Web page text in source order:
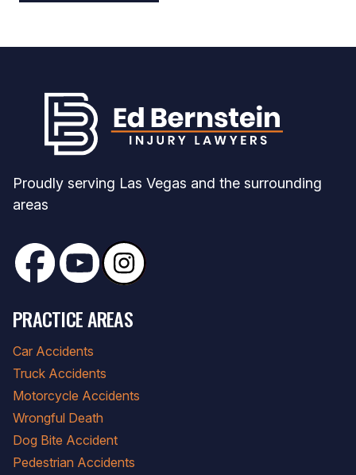
Proudly serving Las Vegas and the surrounding
areas
PRACTICE AREAS
Car Accidents
Truck Accidents
Motorcycle Accidents
Wrongful Death
Dog Bite Accident
Pedestrian Accidents